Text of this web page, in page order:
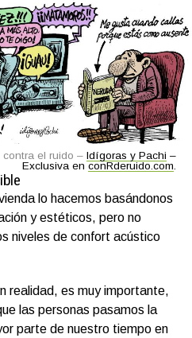
el ruido – Idígoras y Pachi –
Exclusiva en conRderuido.com.
lo hacemos basándonos
y estéticos, pero no
niveles de confort acústico
realidad, es muy importante,
las personas pasamos la
parte de nuestro tiempo en